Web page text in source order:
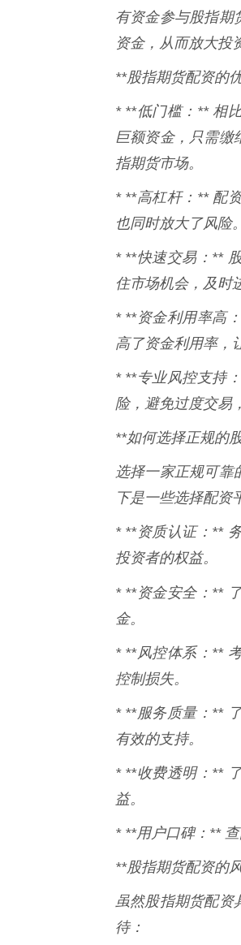
有资金参与股指期
资金，从而放大投
**股指期货配资的
* **低门槛：** 相
巨额资金，只需缴
指期货市场。
* **高杠杆：** 配
也同时放大了风险
* **快速交易：**
住市场机会，及时
* **资金利用率高
高了资金利用率，
* **专业风控支持
险，避免过度交易
**如何选择正规的
选择一家正规可靠
下是一些选择配资
* **资质认证：**
投资者的权益。
* **资金安全：**
金。
* **风控体系：**
控制损失。
* **服务质量：**
有效的支持。
* **收费透明：**
益。
* **用户口碑：**
**股指期货配资的
虽然股指期货配资
待：